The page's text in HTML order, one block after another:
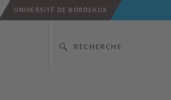
RECHERCHE
UNIVERSITÉ DE BORDEAUX